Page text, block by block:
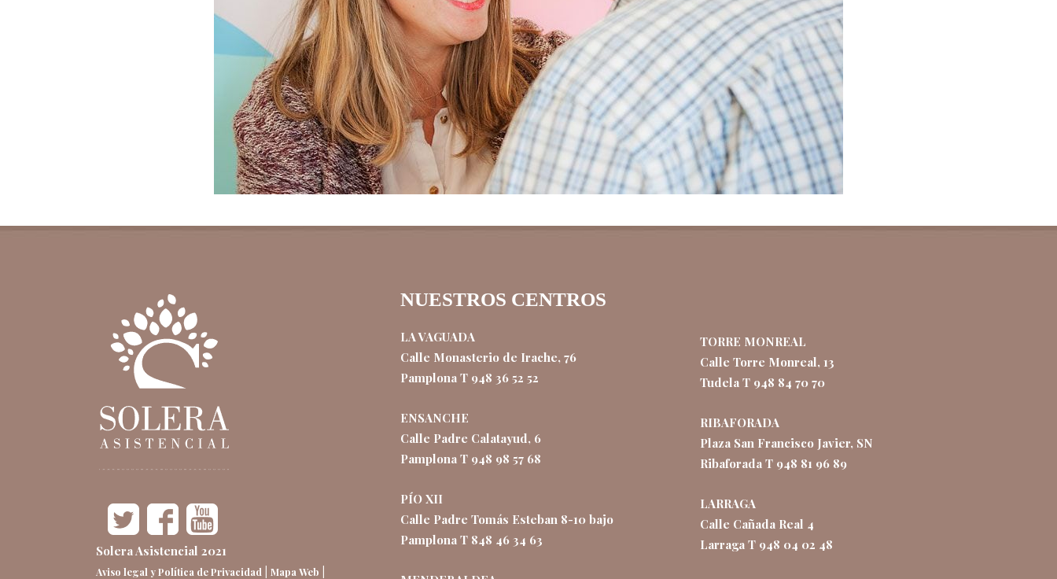
Solera Asistencial 2021
Aviso legal y Política de Privacidad Mapa Web
NUESTROS CENTROS
LA VAGUADA
Calle Monasterio de Irache, 76
Pamplona T 948 36 52 52
ENSANCHE
Calle Padre Calatayud, 6
Pamplona T 948 98 57 68
PÍO XII
Calle Padre Tomás Esteban 8-10 bajo
Pamplona T 848 46 34 63
TORRE MONREAL
Calle Torre Monreal, 13
Tudela T 948 84 70 70
RIBAFORADA
Plaza San Francisco Javier, SN
Ribaforada T 948 81 96 89
LARRAGA
Calle Cañada Real 4
Larraga T 948 04 02 48